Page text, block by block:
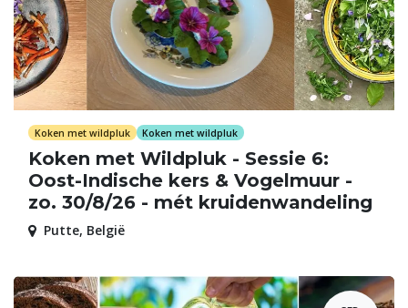
Koken met wildpluk Koken met wildpluk
Koken met Wildpluk - Sessie 6:
Oost-Indische kers & Vogelmuur -
zo. 30/8/26 - mét kruidenwandeling
Putte, België